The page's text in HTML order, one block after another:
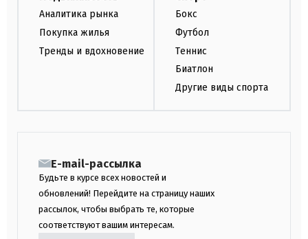
Аналитика рынка
Покупка жилья
Тренды и вдохновение
Бокс
Футбол
Теннис
Биатлон
Другие виды спорта
E-mail-рассылка
Будьте в курсе всех новостей и
обновлений! Перейдите на страницу наших
рассылок, чтобы выбрать те, которые
соответствуют вашим интересам.